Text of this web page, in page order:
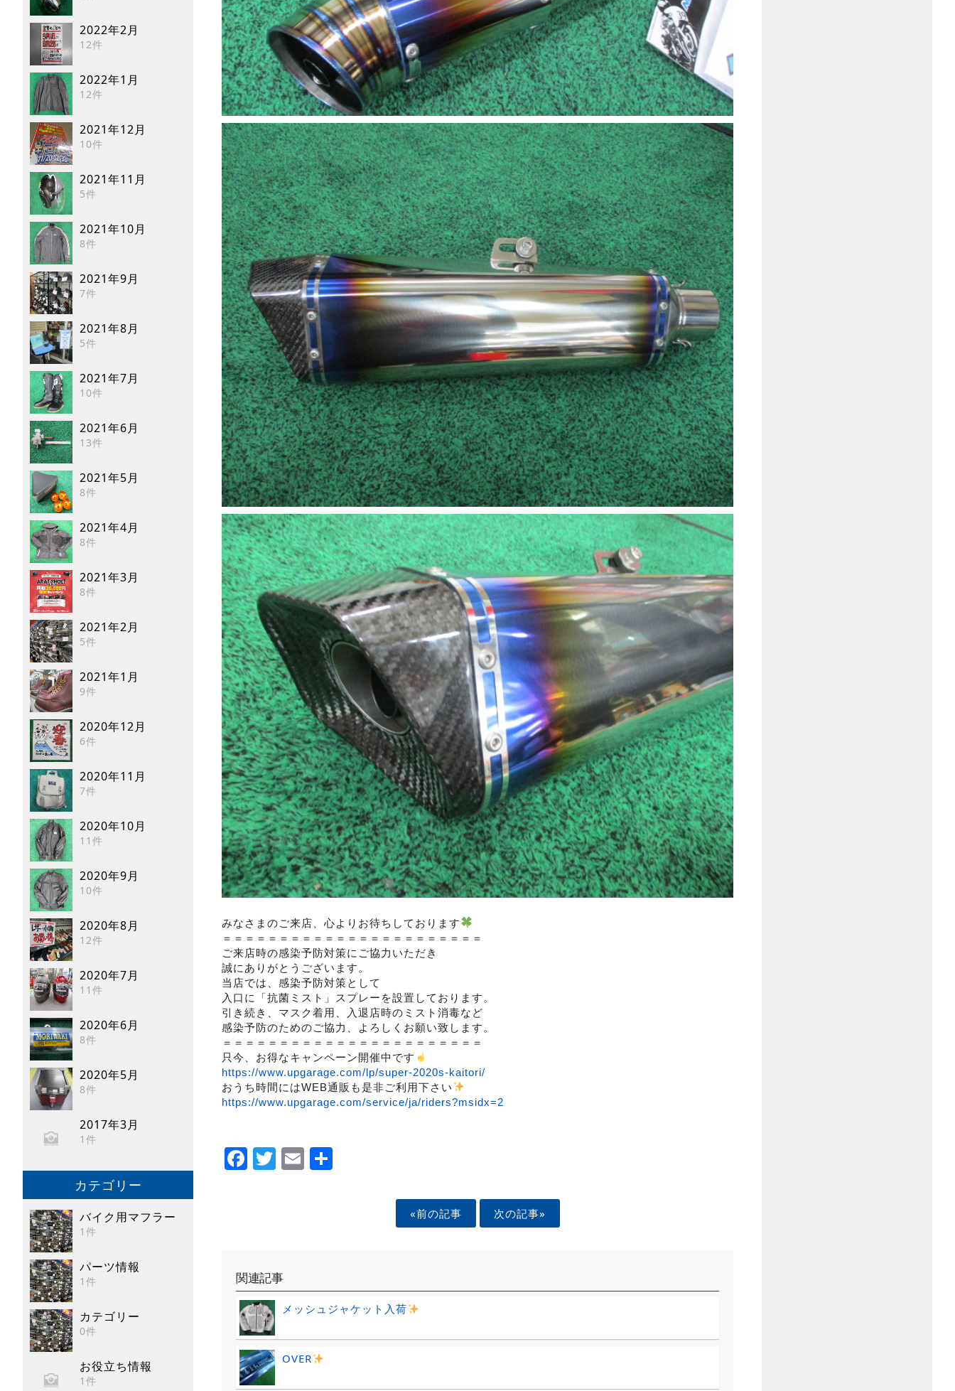
2022年2月
12件
2022年1月
12件
2021年12月
10件
2021年11月
5件
2021年10月
8件
2021年9月
7件
2021年8月
5件
2021年7月
10件
2021年6月
13件
2021年5月
8件
2021年4月
8件
2021年3月
8件
2021年2月
5件
2021年1月
9件
2020年12月
6件
2020年11月
7件
2020年10月
11件
2020年9月
10件
2020年8月
12件
2020年7月
11件
2020年6月
8件
2020年5月
8件
2017年3月
1件
カテゴリー
バイク用マフラー
1件
パーツ情報
1件
カテゴリー
0件
お役立ち情報
1件
みなさまのご来店、心よりお待ちしております
＝＝＝＝＝＝＝＝＝＝＝＝＝＝＝＝＝＝＝＝＝＝＝
ご来店時の感染予防対策にご協力いただき
誠にありがとうございます。
当店では、感染予防対策として
入口に「抗菌ミスト」スプレーを設置しております。
引き続き、マスク着用、入退店時のミスト消毒など
感染予防のためのご協力、よろしくお願い致します。
＝＝＝＝＝＝＝＝＝＝＝＝＝＝＝＝＝＝＝＝＝＝＝
只今、お得なキャンペーン開催中です
https://www.upgarage.com/lp/super-2020s-kaitori/
おうち時間にはWEB通販も是非ご利用下さい
https://www.upgarage.com/service/ja/riders?msidx=2
Facebook
Twitter
Email
«前の記事 次の記事»
関連記事
メッシュジャケット入荷
OVER